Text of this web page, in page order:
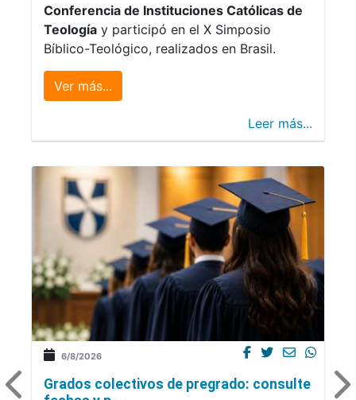
Conferencia de Instituciones Católicas de
Teología y participó en el X Simposio
Bíblico-Teológico, realizados en Brasil.
Ver más...
Leer más...
6/8/2026
Grados colectivos de pregrado: consulte